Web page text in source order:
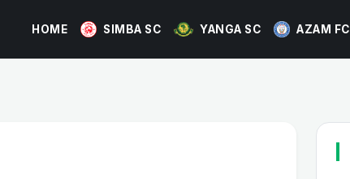
HOME SIMBA SC YANGA SC AZAM FC